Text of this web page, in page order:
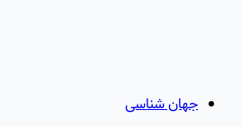
جهان شناسی